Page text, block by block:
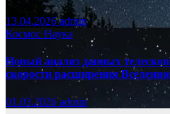
13.04.2026admin
Космос Наука
Новый анализ данных
скорости расширения
01.03.2026admin